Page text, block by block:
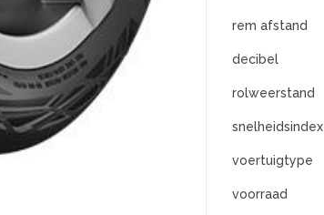
rem afstand
decibel
rolweerstand
snelheidsindex
voertuigtype
voorraad